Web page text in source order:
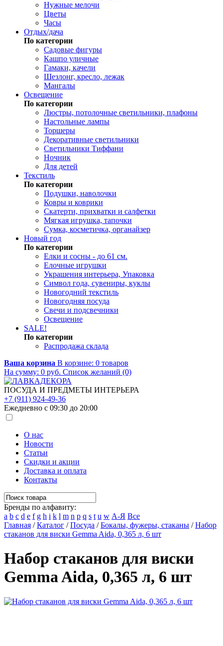
Нужные мелочи
Цветы
Часы
Отдых/дача
По категории
Садовые фигуры
Кашпо уличные
Гамаки, качели
Шезлонг, кресло, лежак
Мангалы
Освещение
По категории
Люстры, потолочные светильники, плафоны
Настольные лампы
Торшеры
Декоративные светильники
Светильники Тиффани
Ночник
Для детей
Текстиль
По категории
Подушки, наволочки
Ковры и коврики
Скатерти, прихватки и салфетки
Мягкая игрушка, тапочки
Сумка, косметичка, органайзер
Новый год
По категории
Елки и сосны - до 61 см.
Елочные игрушки
Украшения интерьера, Упаковка
Символ года, сувениры, куклы
Новогодний текстиль
Новогодняя посуда
Свечи и подсвечники
Освещение
SALE!
По категории
Распродажа склада
Ваша корзина В корзине: 0 товаров
На сумму: 0 руб. Список желаний (0)
ПОСУДА И ПРЕДМЕТЫ ИНТЕРЬЕРА
+7 (911) 924-49-36
Ежедневно с 09:30 до 20:00
О нас
Новости
Статьи
Скидки и акции
Доставка и оплата
Контакты
Бренды по алфавиту:
a b c d e f g h i k l m n p q s t u w А-Я Все
Главная /Каталог /Посуда /Бокалы, фужеры, стаканы /Набор
стаканов для виски Gemma Aida, 0,365 л, 6 шт
Набор стаканов для виски
Gemma Aida, 0,365 л, 6 шт